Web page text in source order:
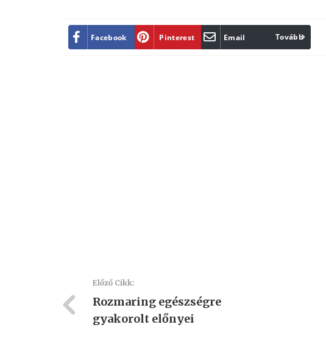
Facebook Pinterest Email Print
Tovább
Előző Cikk:
Rozmaring egészségre
gyakorolt előnyei